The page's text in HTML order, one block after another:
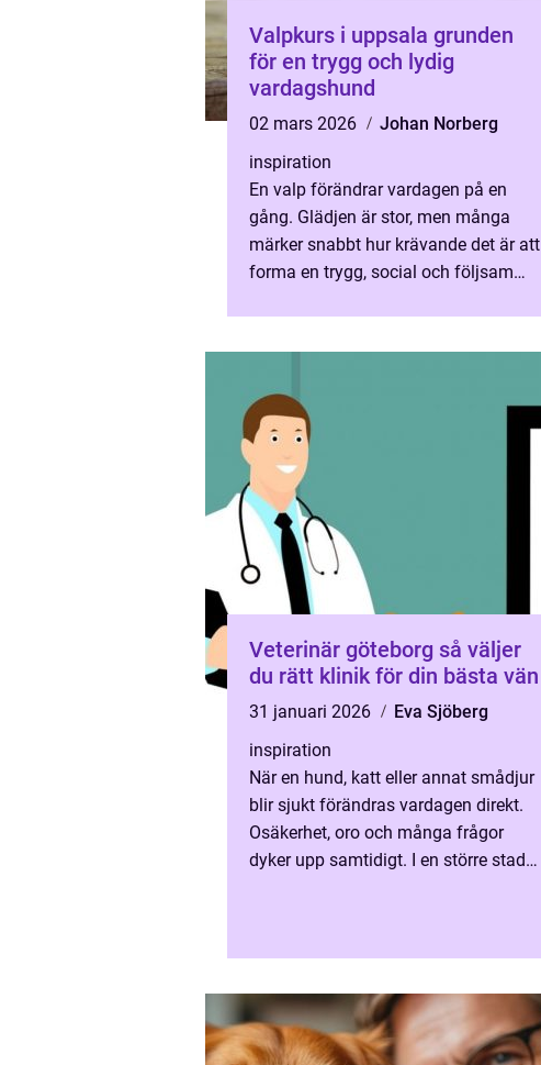
Valpkurs i uppsala grunden
för en trygg och lydig
vardagshund
02 mars 2026
Johan Norberg
inspiration
En valp förändrar vardagen på en
gång. Glädjen är stor, men många
märker snabbt hur krävande det är att
forma en trygg, social och följsam
Veterinär göteborg så väljer
du rätt klinik för din bästa vän
31 januari 2026
Eva Sjöberg
inspiration
När en hund, katt eller annat smådjur
blir sjukt förändras vardagen direkt.
Osäkerhet, oro och många frågor
dyker upp samtidigt. I en större stad